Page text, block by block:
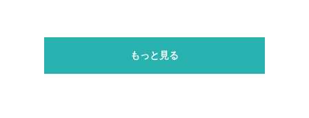
もっと見る